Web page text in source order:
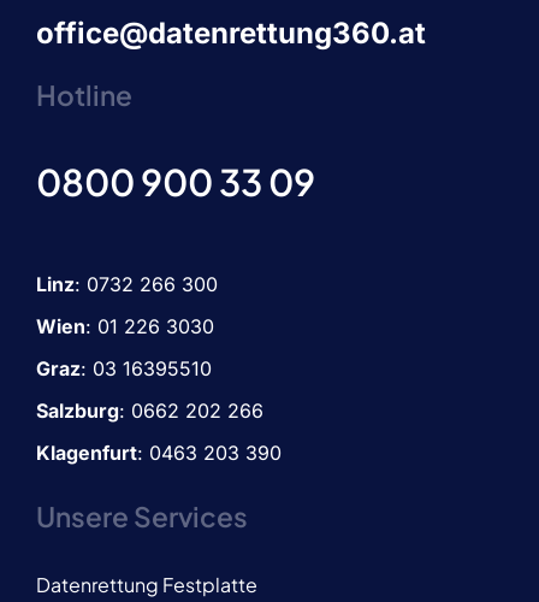
office@datenrettung360.at
Hotline
0800 900 33 09
Linz: 0732 266 300
Wien: 01 226 3030
Graz: 03 16395510
Salzburg: 0662 202 266
Klagenfurt: 0463 203 390
Unsere Services
Datenrettung Festplatte